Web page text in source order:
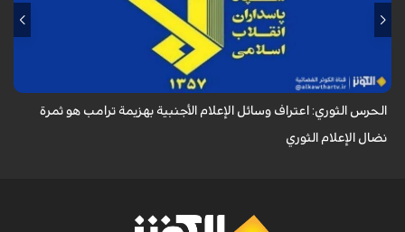
أكد الحرس الثوري في بيان له بمناسبة يوم الصحفي، وذكرى استشهاد الصحفي
محمود صارمي، أن اعتراف وسائل الإعلام الأجنبية بهزيمة ترامب هو ثمرة نضال
الحرس الثوري: اعتراف وسائل الإعلام الأجنبية بهزيمة ترامب هو ثمرة
نضال الإعلام الثوري